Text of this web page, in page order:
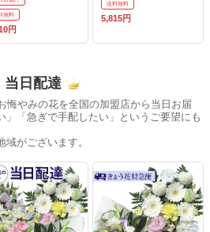
無料
円
送料無料
5,815円
当日配達
悔やみの花を全国の加盟店から当日お届
」「急ぎで手配したい」というご要望にも
がございます。